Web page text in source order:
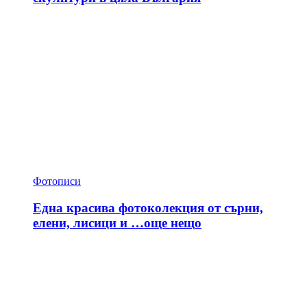
Фотописи
Една красива фотоколекция от сърни,
елени, лисици и …още нещо